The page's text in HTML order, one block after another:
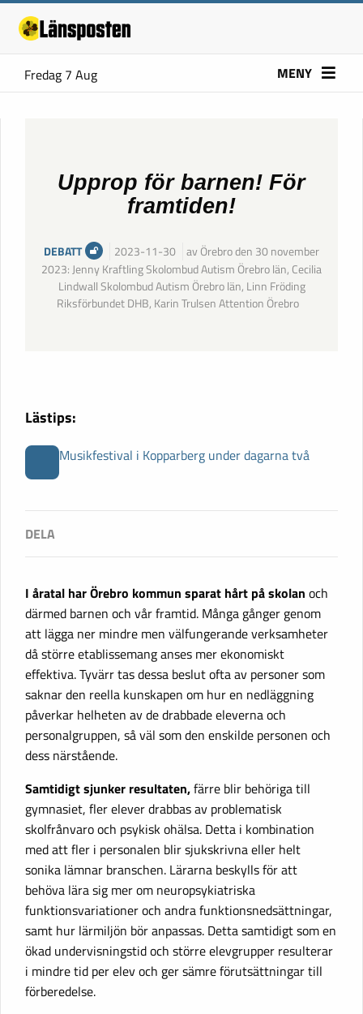
Fredag 7 Aug MENY
Upprop för barnen! För
framtiden!
DEBATT 2023-11-30
av Örebro den 30 november
2023: Jenny Kraftling Skolombud Autism Örebro län, Cecilia
Lindwall Skolombud Autism Örebro län, Linn Fröding
Riksförbundet DHB, Karin Trulsen Attention Örebro
Lästips:
Musikfestival i Kopparberg under dagarna två
I åratal har Örebro kommun sparat hårt på skolan och
därmed barnen och vår framtid. Många gånger genom
att lägga ner mindre men välfungerande verksamheter
då större etablissemang anses mer ekonomiskt
effektiva. Tyvärr tas dessa beslut ofta av personer som
saknar den reella kunskapen om hur en nedläggning
påverkar helheten av de drabbade eleverna och
personalgruppen, så väl som den enskilde personen och
dess närstående.
Samtidigt sjunker resultaten,färre blir behöriga till
gymnasiet, fler elever drabbas av problematisk
skolfrånvaro och psykisk ohälsa. Detta i kombination
med att fler i personalen blir sjukskrivna eller helt
sonika lämnar branschen. Lärarna beskylls för att
behöva lära sig mer om neuropsykiatriska
funktionsvariationer och andra funktionsnedsättningar,
samt hur lärmiljön bör anpassas. Detta samtidigt som en
ökad undervisningstid och större elevgrupper resulterar
i mindre tid per elev och ger sämre förutsättningar till
förberedelse.